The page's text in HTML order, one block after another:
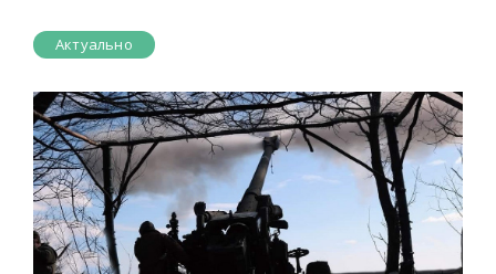
Актуально